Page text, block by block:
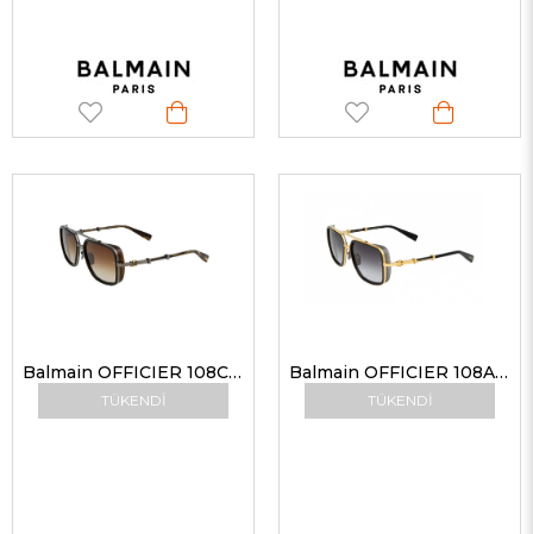
TÜKENDI
Balmain OFFICIER 108C BLK-BRN 58-18 Güneş Gözlüğü
TÜKENDI
Balmain OFFICIER 108A GLD-GRY 58-18 Güneş Gözlüğü